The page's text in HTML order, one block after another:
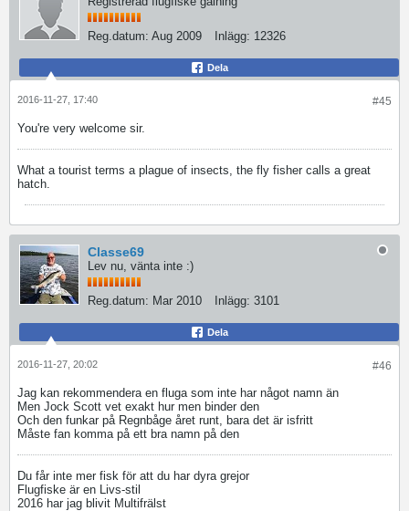
Reg.datum: Aug 2009 Inlägg: 12326
Dela
#45
2016-11-27, 17:40
You're very welcome sir.
What a tourist terms a plague of insects, the fly fisher calls a great
hatch.
Classe69
Lev nu, vänta inte :)
Reg.datum: Mar 2010 Inlägg: 3101
Dela
#46
2016-11-27, 20:02
Jag kan rekommendera en fluga som inte har något namn än
Men Jock Scott vet exakt hur men binder den
Och den funkar på Regnbåge året runt, bara det är isfritt
Måste fan komma på ett bra namn på den
Du får inte mer fisk för att du har dyra grejor
Flugfiske är en Livs-stil
2016 har jag blivit Multifrälst